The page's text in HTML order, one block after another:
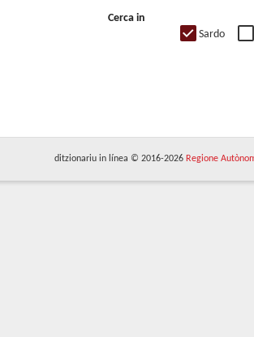
Cerca in
Sardo
ditzionariu in línea © 2016-2026 Regione